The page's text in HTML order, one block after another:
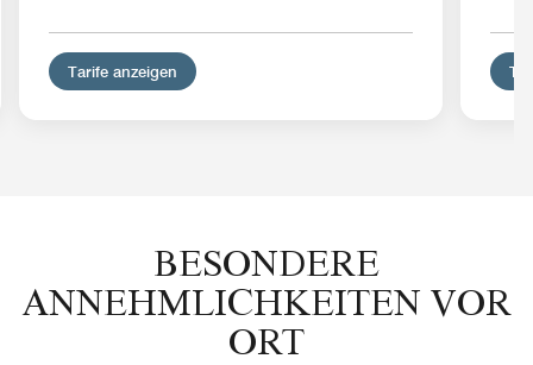
Tarife anzeigen
BESONDERE
ANNEHMLICHKEITEN VOR
ORT